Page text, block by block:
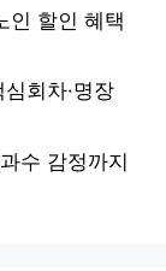
인 할인 혜택
회차·명장
수 감정까지